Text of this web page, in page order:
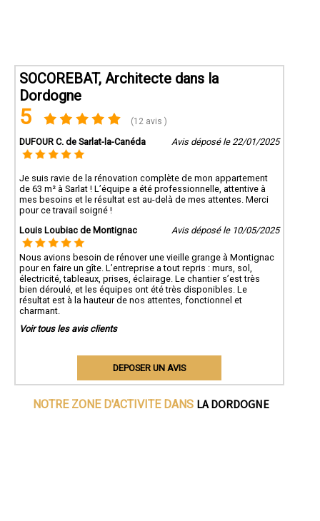
SOCOREBAT, Architecte dans la
Dordogne
5 (12 avis )
DUFOUR C. de Sarlat-la-Canéda Avis déposé le 22/01/2025
Je suis ravie de la rénovation complète de mon appartement
de 63 m² à Sarlat ! L’équipe a été professionnelle, attentive à
mes besoins et le résultat est au-delà de mes attentes. Merci
pour ce travail soigné !
Louis Loubiac de Montignac
Avis déposé le 10/05/2025
Nous avions besoin de rénover une vieille grange à Montignac
pour en faire un gîte. L’entreprise a tout repris : murs, sol,
électricité, tableaux, prises, éclairage. Le chantier s’est très
bien déroulé, et les équipes ont été très disponibles. Le
résultat est à la hauteur de nos attentes, fonctionnel et
charmant.
Voir tous les avis clients
DEPOSER UN AVIS
NOTRE ZONE D'ACTIVITE DANS LA DORDOGNE